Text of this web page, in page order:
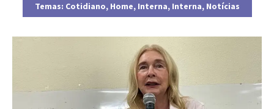
Temas: Cotidiano, Home, Interna, Interna, Notícias